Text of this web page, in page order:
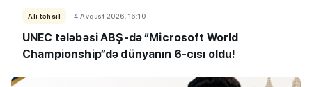
Ali təhsil 4 Avqust 2026, 16:10
UNEC tələbəsi ABŞ-də “Microsoft World
Championship”də dünyanın 6-cısı oldu!